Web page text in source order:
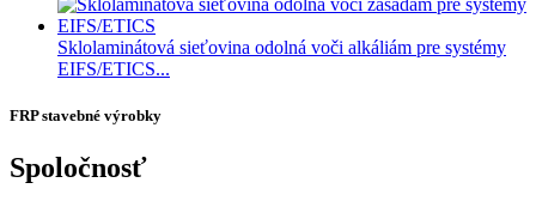
Sklolaminátová sieťovina odolná voči alkáliám pre systémy
EIFS/ETICS...
FRP stavebné výrobky
Spoločnosť